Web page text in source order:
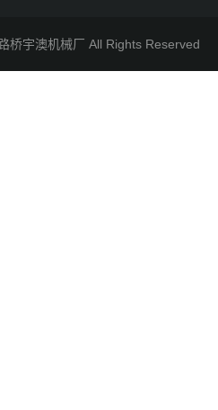
桥宇澳机械厂 All Rights